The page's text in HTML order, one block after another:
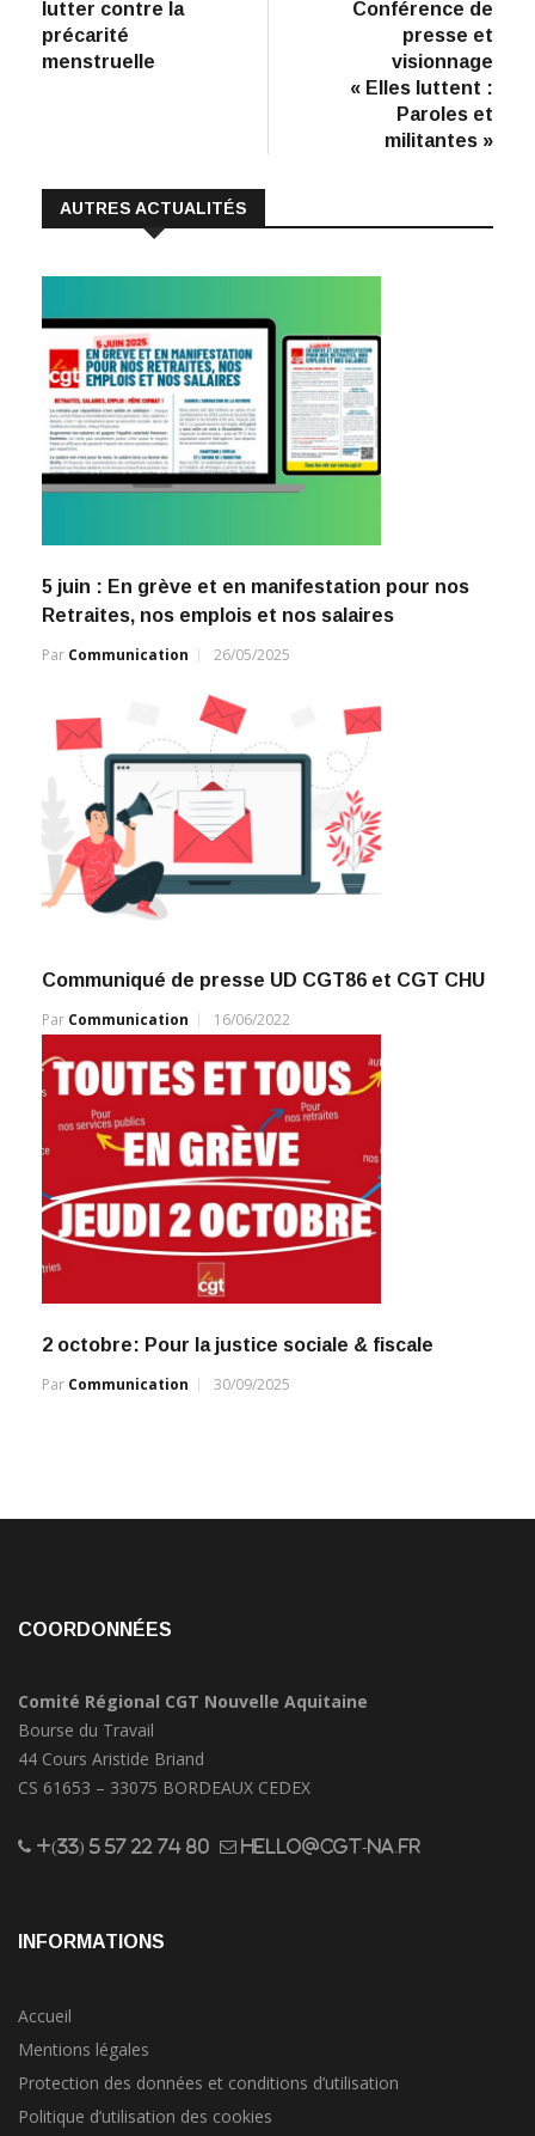
o
o
l’article
lutter contre la
précarité
menstruelle
Conférence de
presse et
visionnage
« Elles luttent :
Paroles et
militantes »
AUTRES ACTUALITÉS
5 juin : En grève et en manifestation pour nos
Retraites, nos emplois et nos salaires
Par Communication 26/05/2025
Communiqué de presse UD CGT86 et CGT CHU
Par Communication 16/06/2022
2 octobre: Pour la justice sociale & fiscale
Par Communication 30/09/2025
COORDONNÉES
Comité Régional CGT Nouvelle Aquitaine
Bourse du Travail
44 Cours Aristide Briand
CS 61653 – 33075 BORDEAUX CEDEX
+(33) 5 57 22 74 80 hello@cgt-na.fr
INFORMATIONS
Accueil
Mentions légales
Protection des données et conditions d’utilisation
Politique d’utilisation des cookies